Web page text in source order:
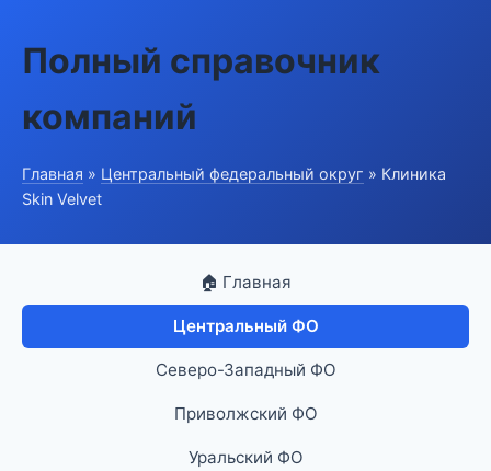
Полный справочник
компаний
Главная » Центральный федеральный округ » Клиника
Skin Velvet
🏠 Главная
Центральный ФО
Северо-Западный ФО
Приволжский ФО
Уральский ФО